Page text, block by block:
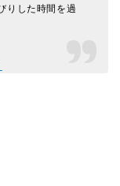
りした時間を過